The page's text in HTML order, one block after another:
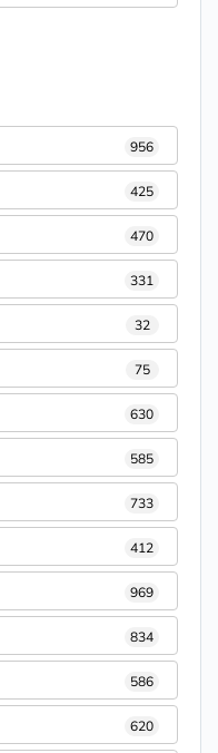
956
425
470
331
32
75
630
585
733
412
969
834
586
620